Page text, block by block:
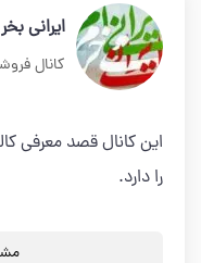
ایرانی بخر
کانال
این کانال قصد معرفی
را دارد.